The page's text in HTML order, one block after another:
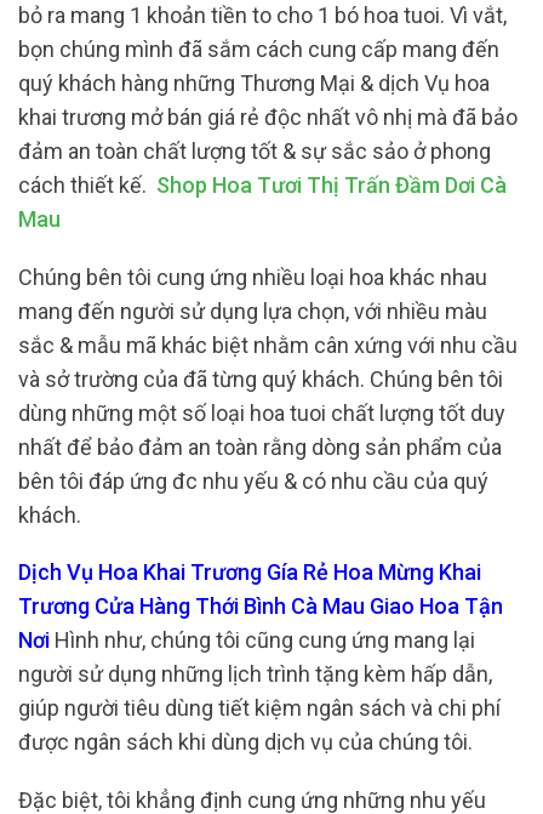
bỏ ra mang 1 khoản tiền to cho 1 bó hoa tuoi. Vì vắt,
bọn chúng mình đã sắm cách cung cấp mang đến
quý khách hàng những Thương Mại & dịch Vụ hoa
khai trương mở bán giá rẻ độc nhất vô nhị mà đã bảo
đảm an toàn chất lượng tốt & sự sắc sảo ở phong
cách thiết kế. Shop Hoa Tươi Thị Trấn Đầm Dơi Cà
Mau
Chúng bên tôi cung ứng nhiều loại hoa khác nhau
mang đến người sử dụng lựa chọn, với nhiều màu
sắc & mẫu mã khác biệt nhằm cân xứng với nhu cầu
và sở trường của đã từng quý khách. Chúng bên tôi
dùng những một số loại hoa tuoi chất lượng tốt duy
nhất để bảo đảm an toàn rằng dòng sản phẩm của
bên tôi đáp ứng đc nhu yếu & có nhu cầu của quý
khách.
Dịch Vụ Hoa Khai Trương Gía Rẻ Hoa Mừng Khai
Trương Cửa Hàng Thới Bình Cà Mau Giao Hoa Tận
Nơi Hình như, chúng tôi cũng cung ứng mang lại
người sử dụng những lịch trình tặng kèm hấp dẫn,
giúp người tiêu dùng tiết kiệm ngân sách và chi phí
được ngân sách khi dùng dịch vụ của chúng tôi.
Đặc biệt, tôi khẳng định cung ứng những nhu yếu